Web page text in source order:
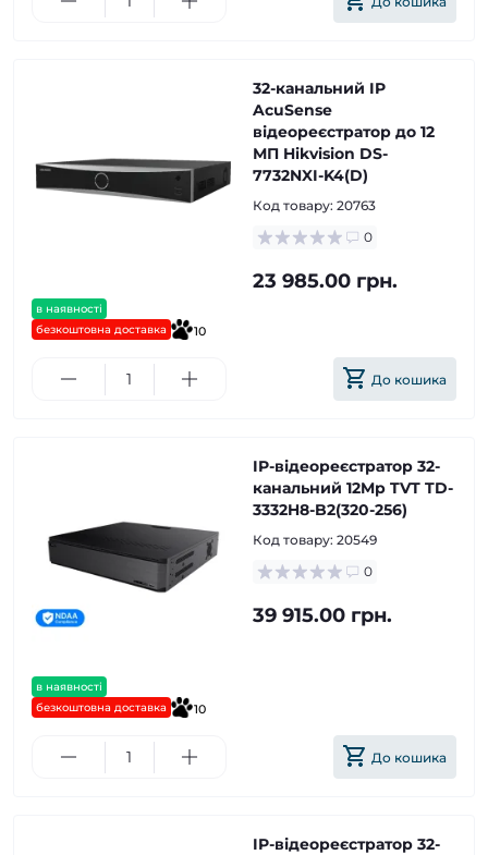
в наявності
безкоштовна доставка
10
32-канальний IP
AcuSense
відеореєстратор до 12
МП Hikvision DS-
7732NXI-K4(D)
Код товару: 20763
0
23 985.00 грн.
До кошика
в наявності
безкоштовна доставка
10
IP-відеореєстратор 32-
канальний 12Mp TVT TD-
3332H8-B2(320-256)
Код товару: 20549
0
39 915.00 грн.
До кошика
IP-відеореєстратор 32-